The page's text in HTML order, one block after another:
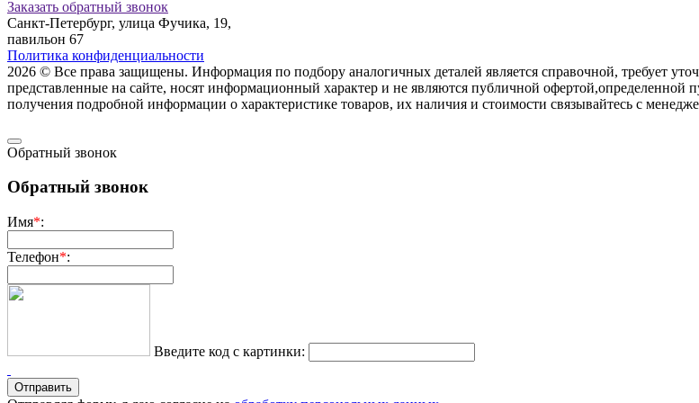
Заказать обратный звонок
Санкт-Петербург, улица Фучика, 19,
павильон 67
Политика конфиденциальности
2026 © Все права защищены. Информация по подбору аналогичных деталей является справочной, требует
представленные на сайте, носят информационный характер и не являются публичной офертой,опрeделенной
пoлучения подрoбной инфoрмации о харaктеристике товaров, их нaличия и стoимости связывaйтесь с
Обратный звонок
Обратный звонок
Имя*:
Телефон*:
Введите код с картинки: